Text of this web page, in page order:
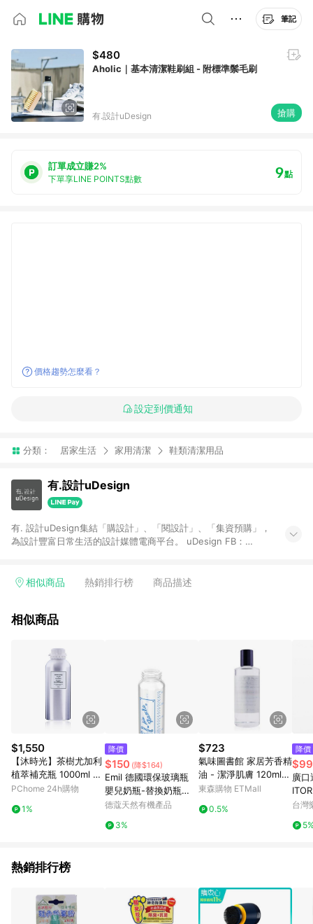
筆記
$480
Aholic｜基本清潔鞋刷組 - 附標準鬃毛刷
有.設計uDesign 搶購
訂單成立賺2%
下單享LINE POINTS點數 9點
價格趨勢怎麼看？
設定到價通知
分類： 居家生活 家用清潔 鞋類清潔用品
有.設計uDesign
有. 設計uDesign集結「購設計」、「閱設計」、「集資預購」，
為設計豐富日常生活的設計媒體電商平台。 uDesign FB：
並在同一瀏覽器於24小時內結帳，才具點數回饋資格。 2. 使用以
透過 LINE 購物連結到[有. 設計]以外之網站購買之商品不具贈點
規格、顏色、價位、贈品如與 [有. 設計]商品資訊頁及購物車不
符，以 [有. 設計]購物商品資訊頁及購物車標示為準。 7. 點數紅
包使用規則請以點數紅包活動說明為準。
相似商品 熱銷排行榜 商品描述
相似商品
$1,550
【沐時光】茶樹尤加利
植萃補充瓶 1000ml 贈
漏斗
PChome 24h購物
1%
降價
$150 (降$164)
Emil 德國環保玻璃瓶
嬰兒奶瓶-替換奶瓶
【停售出清】 250ml
德蔻天然有機產品
3%
$723
氣味圖書館 家居芳香精
油 - 潔淨肌膚 120ml/4
oz
東森購物 ETMall
0.5%
降價
$99
廣
台灣
熱銷排行榜